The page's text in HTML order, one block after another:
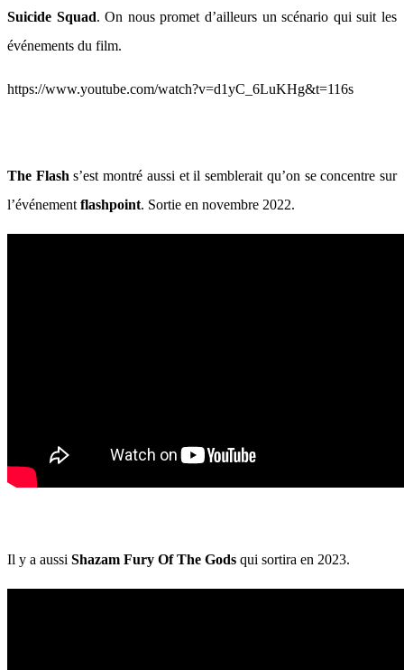
Suicide Squad. On nous promet d’ailleurs un scénario qui suit les
événements du film.
https://www.youtube.com/watch?v=d1yC_6LuKHg&t=116s
The Flashs’est montré aussi et il semblerait qu’on se concentre sur
l’événement flashpoint. Sortie en novembre 2022.
Il y a aussi Shazam Fury Of The Gods qui sortira en 2023.